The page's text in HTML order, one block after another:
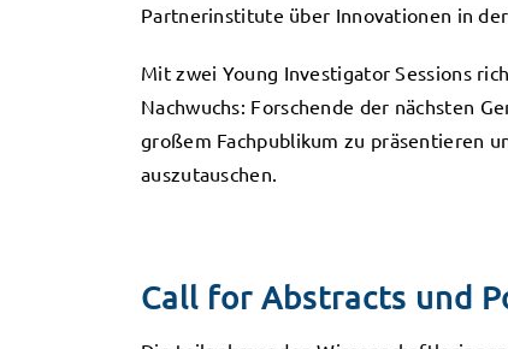
Partnerinstitute über Innovationen in
Mit zwei Young Investigator Sessions
Nachwuchs: Forschende der nächsten
großem Fachpublikum zu präsentieren
auszutauschen.
Call for Abstracts und